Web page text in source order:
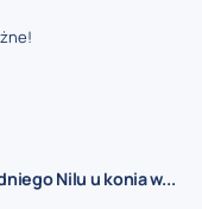
Nilu u konia w...